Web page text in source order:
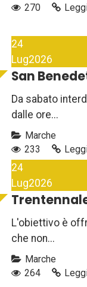
270
24
Lug2026
San
Da sabato
dalle ore...
Marche
233
24
Lug2026
L'obiettivo è
che non...
Marche
264